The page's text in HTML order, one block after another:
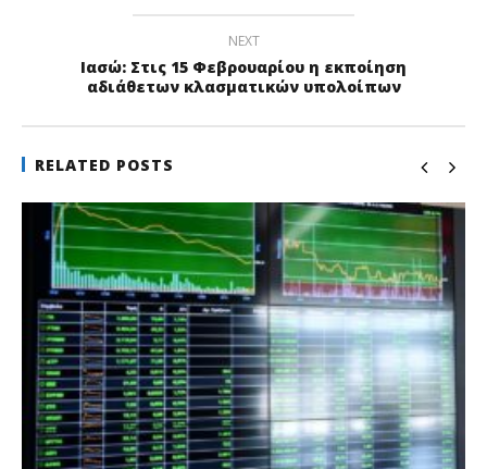
NEXT
Ιασώ: Στις 15 Φεβρουαρίου η εκποίηση
αδιάθετων κλασματικών υπολοίπων
RELATED POSTS